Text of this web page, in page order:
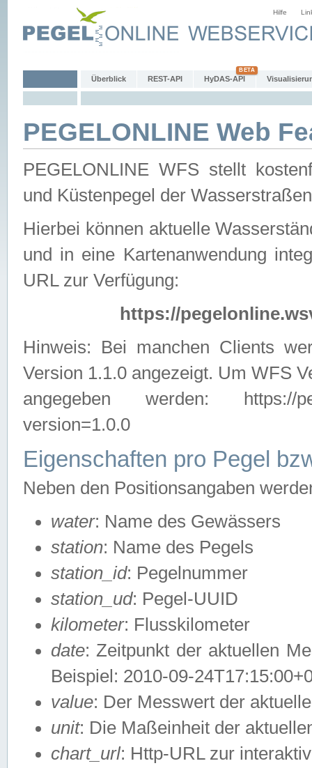
Hilfe
Überblick REST-API HyDAS-API
PEGELONLINE Web
PEGELONLINE WFS stellt
und Küstenpegel der
Hierbei können aktuelle
und in eine Kartenanwendung
URL zur Verfügung:
https://
Hinweis: Bei manchen Clients
Version 1.1.0 angezeigt. Um WFS
angegeben werden: https://
version=1.0.0
Eigenschaften pro Pegel
Neben den Positionsangaben
water: Name des Gewässers
station: Name des Pegels
station_id: Pegelnummer
station_ud: Pegel-UUID
kilometer: Flusskilometer
date: Zeitpunkt der aktuellen
Beispiel: 2010-09-
value: Der Messwert der
unit: Die Maßeinheit der
chart_url: Http-URL zur